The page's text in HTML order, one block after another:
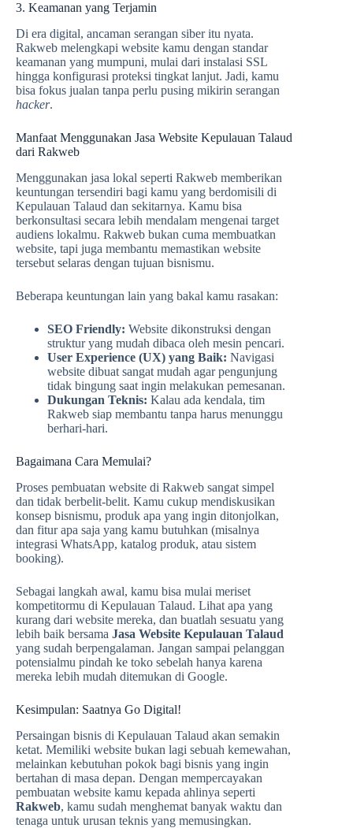
3. Keamanan yang Terjamin
Di era digital, ancaman serangan siber itu nyata.
Rakweb melengkapi website kamu dengan standar
keamanan yang mumpuni, mulai dari instalasi SSL
hingga konfigurasi proteksi tingkat lanjut. Jadi, kamu
bisa fokus jualan tanpa perlu pusing mikirin serangan
hacker.
Manfaat Menggunakan Jasa Website Kepulauan Talaud
dari Rakweb
Menggunakan jasa lokal seperti Rakweb memberikan
keuntungan tersendiri bagi kamu yang berdomisili di
Kepulauan Talaud dan sekitarnya. Kamu bisa
berkonsultasi secara lebih mendalam mengenai target
audiens lokalmu. Rakweb bukan cuma membuatkan
website, tapi juga membantu memastikan website
tersebut selaras dengan tujuan bisnismu.
Beberapa keuntungan lain yang bakal kamu rasakan:
SEO Friendly: Website dikonstruksi dengan
struktur yang mudah dibaca oleh mesin pencari.
User Experience (UX) yang Baik: Navigasi
website dibuat sangat mudah agar pengunjung
tidak bingung saat ingin melakukan pemesanan.
Dukungan Teknis: Kalau ada kendala, tim
Rakweb siap membantu tanpa harus menunggu
berhari-hari.
Bagaimana Cara Memulai?
Proses pembuatan website di Rakweb sangat simpel
dan tidak berbelit-belit. Kamu cukup mendiskusikan
konsep bisnismu, produk apa yang ingin ditonjolkan,
dan fitur apa saja yang kamu butuhkan (misalnya
integrasi WhatsApp, katalog produk, atau sistem
booking).
Sebagai langkah awal, kamu bisa mulai meriset
kompetitormu di Kepulauan Talaud. Lihat apa yang
kurang dari website mereka, dan buatlah sesuatu yang
lebih baik bersama Jasa Website Kepulauan Talaud
yang sudah berpengalaman. Jangan sampai pelanggan
potensialmu pindah ke toko sebelah hanya karena
mereka lebih mudah ditemukan di Google.
Kesimpulan: Saatnya Go Digital!
Persaingan bisnis di Kepulauan Talaud akan semakin
ketat. Memiliki website bukan lagi sebuah kemewahan,
melainkan kebutuhan pokok bagi bisnis yang ingin
bertahan di masa depan. Dengan mempercayakan
pembuatan website kamu kepada ahlinya seperti
Rakweb, kamu sudah menghemat banyak waktu dan
tenaga untuk urusan teknis yang memusingkan.